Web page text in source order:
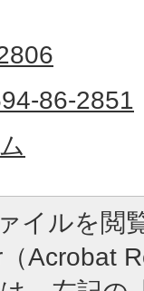
86-2851
イルを閲
Acrobat